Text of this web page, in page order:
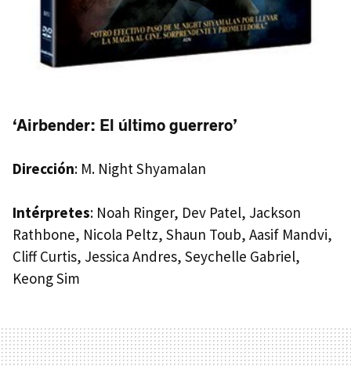
‘Airbender: El último guerrero’
Dirección: M. Night Shyamalan
Intérpretes: Noah Ringer, Dev Patel, Jackson
Rathbone, Nicola Peltz, Shaun Toub, Aasif Mandvi,
Cliff Curtis, Jessica Andres, Seychelle Gabriel,
Keong Sim